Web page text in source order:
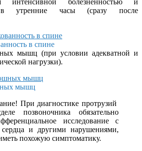
в утренние часы (сразу после
в спине
мышц (при условии адекватной и
нагрузки).
мышц
При диагностике протрузий
позвоночника обязательно
исследование с
сердца и другими нарушениями,
похожую симптоматику.